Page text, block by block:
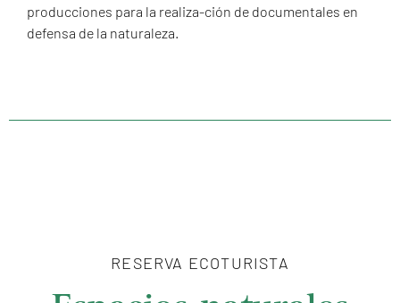
producciones para la realiza-ción de documentales en
defensa de la naturaleza.
RESERVA ECOTURISTA